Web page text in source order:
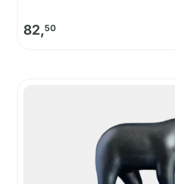
82,50